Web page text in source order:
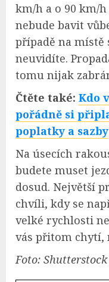
km/h a o 90 km/
nebude bavit
případě na místě
neuvidíte.
tomu nijak
Čtěte také: Kdo
pořádně si
poplatky a sazby
Na úsecích
budete muset
dosud. Největší
chvíli, kdy se
velké rychlosti
vás přitom chytí,
Foto: Shutterstock